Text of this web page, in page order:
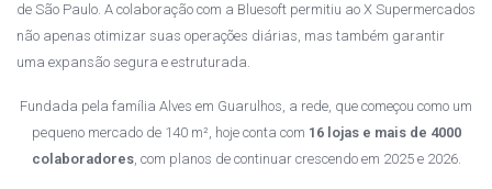
de São Paulo. A colaboração com a Bluesoft permitiu ao X Supermercados
não apenas otimizar suas operações diárias, mas também garantir
uma expansão segura e estruturada.
Fundada pela família Alves em Guarulhos, a rede, que começou como um
pequeno mercado de 140 m², hoje conta com 16 lojas e mais de 4000
colaboradores, com planos de continuar crescendo em 2025 e 2026.